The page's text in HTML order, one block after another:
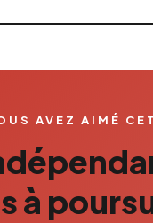
AVEZ AIMÉ
à